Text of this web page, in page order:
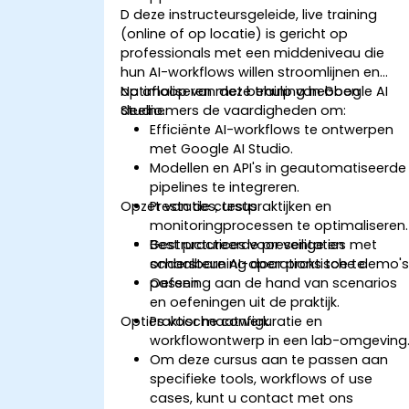
D deze instructeursgeleide, live training
(online of op locatie) is gericht op
professionals met een middeniveau die
hun AI-workflows willen stroomlijnen en
optimaliseren met behulp van Google AI
Studio.
Na afloop van deze training hebben
deelnemers de vaardigheden om:
Efficiënte AI-workflows te ontwerpen
met Google AI Studio.
Modellen en API's in geautomatiseerde
pipelines te integreren.
Prestaties, testpraktijken en
monitoringprocessen te optimaliseren.
Best practices voor veilige en
schaalbare AI-operations toe te
passen.
Opzet van de cursus
Gestructureerde presentaties met
ondersteuning door praktische
Oefening aan de hand van scenarios
en oefeningen uit de praktijk.
Praktische configuratie en
workflowontwerp in een lab-omgeving.
Opties voor maatwerk
Om deze cursus aan te passen aan
specifieke tools, workflows of use
cases, kunt u contact met ons